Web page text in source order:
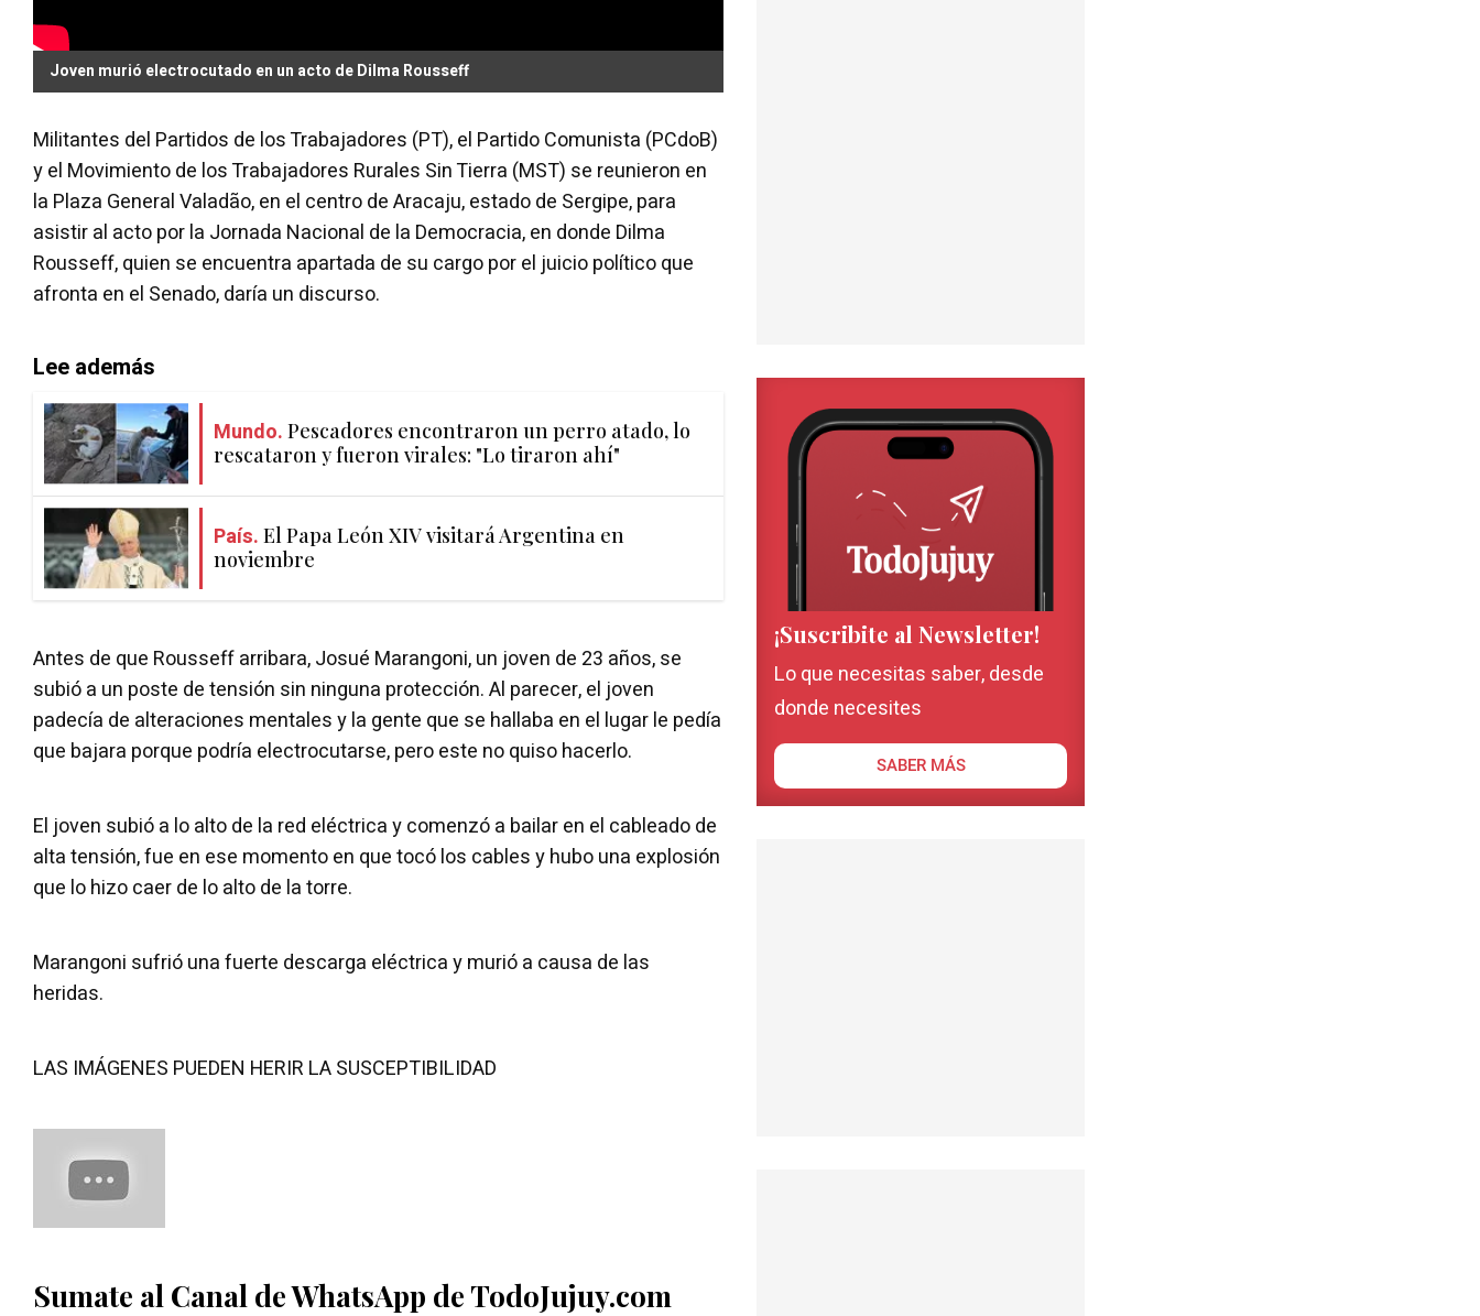
Joven murió electrocutado en un acto de Dilma Rousseff
Militantes del Partidos de los Trabajadores (PT), el Partido Comunista (PCdoB)
y el Movimiento de los Trabajadores Rurales Sin Tierra (MST) se reunieron en
la Plaza General Valadão, en el centro de Aracaju, estado de Sergipe, para
asistir al acto por la Jornada Nacional de la Democracia, en donde Dilma
Rousseff, quien se encuentra apartada de su cargo por el juicio político que
afronta en el Senado, daría un discurso.
Lee además
Mundo. Pescadores encontraron un perro atado, lo
rescataron y fueron virales: "Lo tiraron ahí"
País. El Papa León XIV visitará Argentina en
noviembre
Antes de que Rousseff arribara, Josué Marangoni, un joven de 23 años, se
subió a un poste de tensión sin ninguna protección. Al parecer, el joven
padecía de alteraciones mentales y la gente que se hallaba en el lugar le pedía
que bajara porque podría electrocutarse, pero este no quiso hacerlo.
El joven subió a lo alto de la red eléctrica y comenzó a bailar en el cableado de
alta tensión, fue en ese momento en que tocó los cables y hubo una explosión
que lo hizo caer de lo alto de la torre.
Marangoni sufrió una fuerte descarga eléctrica y murió a causa de las
heridas.
LAS IMÁGENES PUEDEN HERIR LA SUSCEPTIBILIDAD
Sumate al Canal de WhatsApp de TodoJujuy.com
¡Suscribite al Newsletter!
Lo que necesitas saber, desde
donde necesites
SABER MÁS